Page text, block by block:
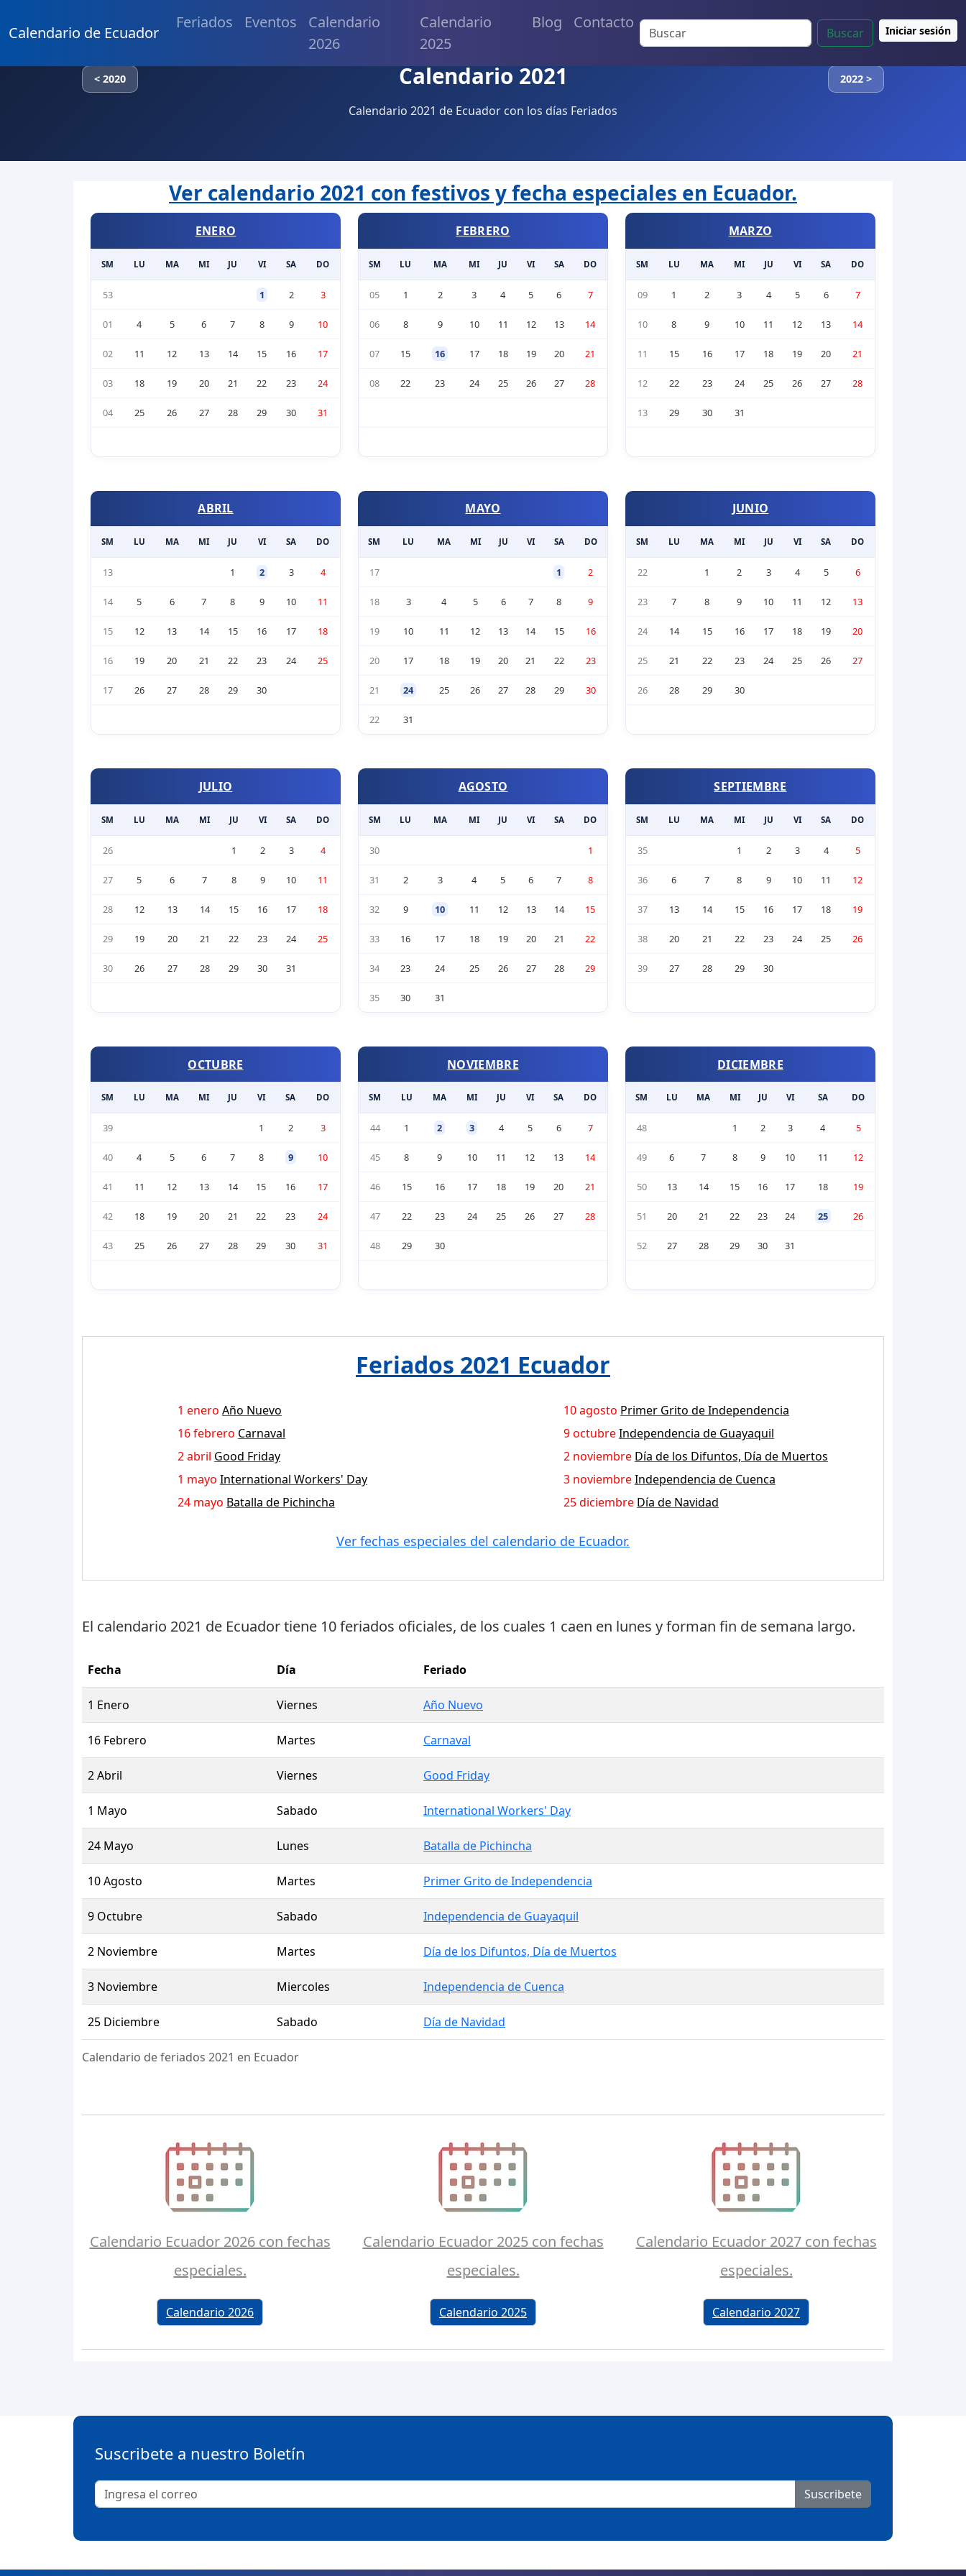
Calendario de Ecuador
Feriados Eventos
Calendario
2026
Calendario
2025
Blog Contacto
Buscar Iniciar sesión
< 2020 Calendario 2021 2022 >
Calendario 2021 de Ecuador con los días Feriados
Ver calendario 2021 con festivos y fecha especiales en Ecuador.
ENERO
SM LU MA MI JU VI SA DO
53 1 2 3
01 4 5 6 7 8 9 10
02 11 12 13 14 15 16 17
03 18 19 20 21 22 23 24
04 25 26 27 28 29 30 31
FEBRERO
SM LU MA MI JU VI SA DO
05 1 2 3 4 5 6 7
06 8 9 10 11 12 13 14
07 15 16 17 18 19 20 21
08 22 23 24 25 26 27 28
MARZO
SM LU MA MI JU VI SA DO
09 1 2 3 4 5 6 7
10 8 9 10 11 12 13 14
11 15 16 17 18 19 20 21
12 22 23 24 25 26 27 28
13 29 30 31
ABRIL
SM LU MA MI JU VI SA DO
13 1 2 3 4
14 5 6 7 8 9 10 11
15 12 13 14 15 16 17 18
16 19 20 21 22 23 24 25
17 26 27 28 29 30
MAYO
SM LU MA MI JU VI SA DO
17 1 2
18 3 4 5 6 7 8 9
19 10 11 12 13 14 15 16
20 17 18 19 20 21 22 23
21 24 25 26 27 28 29 30
22 31
JUNIO
SM LU MA MI JU VI SA DO
22 1 2 3 4 5 6
23 7 8 9 10 11 12 13
24 14 15 16 17 18 19 20
25 21 22 23 24 25 26 27
26 28 29 30
JULIO
SM LU MA MI JU VI SA DO
26 1 2 3 4
27 5 6 7 8 9 10 11
28 12 13 14 15 16 17 18
29 19 20 21 22 23 24 25
30 26 27 28 29 30 31
AGOSTO
SM LU MA MI JU VI SA DO
30 1
31 2 3 4 5 6 7 8
32 9 10 11 12 13 14 15
33 16 17 18 19 20 21 22
34 23 24 25 26 27 28 29
35 30 31
SEPTIEMBRE
SM LU MA MI JU VI SA DO
35 1 2 3 4 5
36 6 7 8 9 10 11 12
37 13 14 15 16 17 18 19
38 20 21 22 23 24 25 26
39 27 28 29 30
OCTUBRE
SM LU MA MI JU VI SA DO
39 1 2 3
40 4 5 6 7 8 9 10
41 11 12 13 14 15 16 17
42 18 19 20 21 22 23 24
43 25 26 27 28 29 30 31
NOVIEMBRE
SM LU MA MI JU VI SA DO
44 1 2 3 4 5 6 7
45 8 9 10 11 12 13 14
46 15 16 17 18 19 20 21
47 22 23 24 25 26 27 28
48 29 30
DICIEMBRE
SM LU MA MI JU VI SA DO
48 1 2 3 4 5
49 6 7 8 9 10 11 12
50 13 14 15 16 17 18 19
51 20 21 22 23 24 25 26
52 27 28 29 30 31
Feriados 2021 Ecuador
1 enero Año Nuevo
16 febrero Carnaval
2 abril Good Friday
1 mayo International Workers' Day
24 mayo Batalla de Pichincha
10 agosto Primer Grito de Independencia
9 octubreIndependencia de Guayaquil
2 noviembre Día de los Difuntos, Día de Muertos
3 noviembreIndependencia de Cuenca
25 diciembre Día de Navidad
Ver fechas especiales del calendario de Ecuador.
El calendario 2021 de Ecuador tiene 10 feriados oficiales, de los cuales 1 caen en lunes y forman fin de semana largo.
Calendario de feriados 2021 en Ecuador
Fecha Día Feriado
1 Enero Viernes Año Nuevo
16 Febrero Martes Carnaval
2 Abril Viernes Good Friday
1 Mayo Sabado International Workers' Day
24 Mayo Lunes Batalla de Pichincha
10 Agosto Martes Primer Grito de Independencia
9 Octubre Sabado Independencia de Guayaquil
2 Noviembre Martes Día de los Difuntos, Día de Muertos
3 Noviembre Miercoles Independencia de Cuenca
25 Diciembre Sabado Día de Navidad
Calendario Ecuador 2026 con fechas
especiales.
Calendario 2026
Calendario Ecuador 2025 con fechas
especiales.
Calendario 2025
Calendario Ecuador 2027 con fechas
especiales.
Calendario 2027
Suscribete a nuestro Boletín
Suscribete